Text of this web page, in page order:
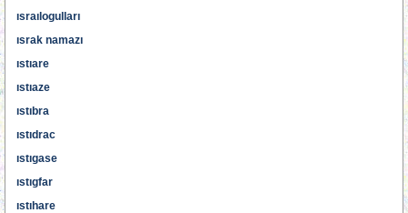
ısraılogulları
ısrak namazı
ıstıare
ıstıaze
ıstıbra
ıstıdrac
ıstıgase
ıstıgfar
ıstıhare